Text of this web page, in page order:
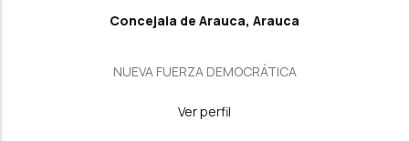
Concejala de Arauca, Arauca
NUEVA FUERZA DEMOCRÁTICA
Ver perfil